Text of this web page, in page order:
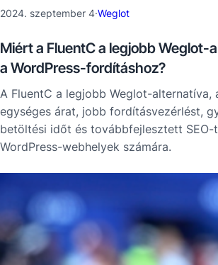
2024. szeptember 4·Weglot
Miért a FluentC a legjobb Weglot-
a WordPress-fordításhoz?
A FluentC a legjobb Weglot-alternatíva,
egységes árat, jobb fordításvezérlést,
betöltési időt és továbbfejlesztett SEO-
WordPress-webhelyek számára.